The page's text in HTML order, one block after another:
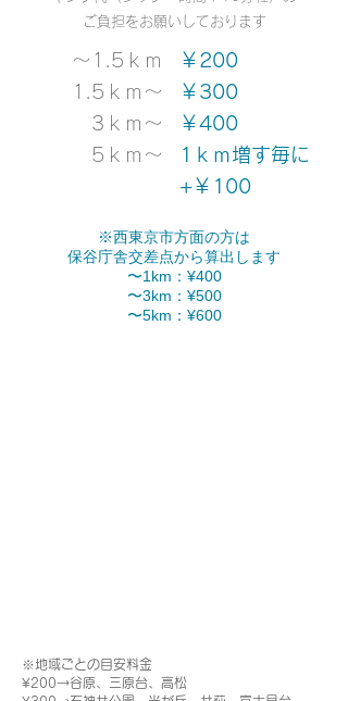
ご負担をお願いしております
～1.5ｋｍ
1.5ｋｍ〜
3ｋｍ〜
5ｋｍ～
￥200
￥300
￥400
1ｋｍ増す毎に
+￥100
※西東京市方面の方は
保谷庁舎交差点から算出します
〜1km：¥400
〜3km：¥500
​〜5km：¥600
※地域ごとの目安料金
¥200→谷原、三原台、高松